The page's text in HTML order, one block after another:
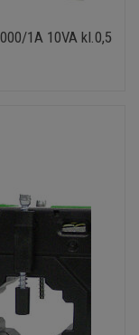
1A 10VA kl.0,5